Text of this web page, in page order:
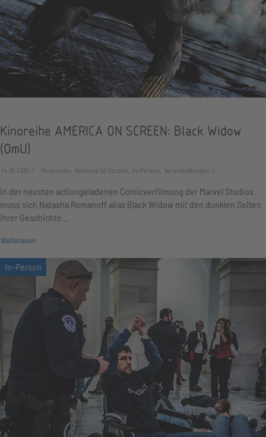
Kinoreihe AMERICA ON SCREEN: Black Widow
(OmU)
14.12.2021 Programm, America On Screen, In-Person, Veranstaltungen
In der neusten actiongeladenen Comicverfilmung der Marvel Studios
muss sich Natasha Romanoff alias Black Widow mit den dunklen Seiten
ihrer Geschichte…
Weiterlesen